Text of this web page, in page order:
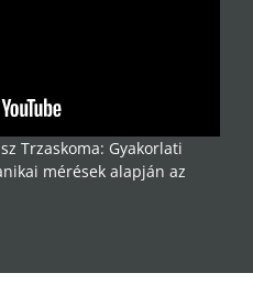
Trzaskoma: Gyakorlati
mérések alapján az